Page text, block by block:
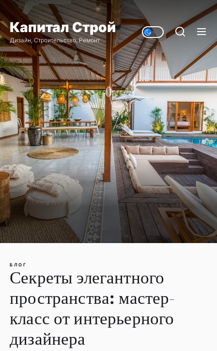
Перейти
к
содержимому
Капитал Строй
Дизайн, Строительство, Ремонт
БЛОГ
Секреты элегантного
пространства: мастер-
класс от интерьерного
дизайнера